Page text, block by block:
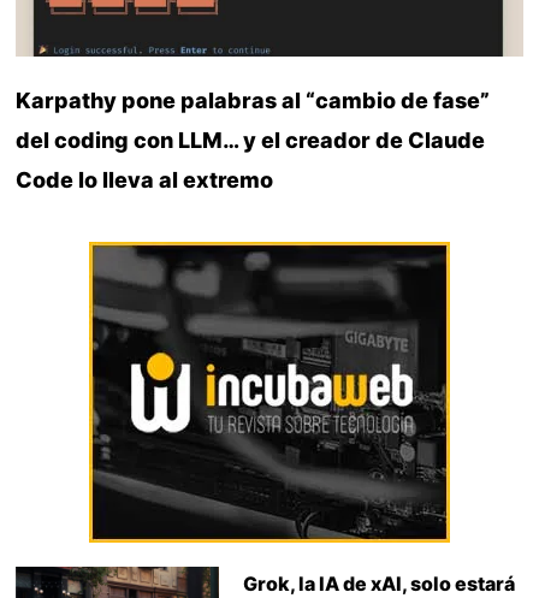
Karpathy pone palabras al “cambio de fase”
del coding con LLM… y el creador de Claude
Code lo lleva al extremo
Grok, la IA de xAI, solo estará